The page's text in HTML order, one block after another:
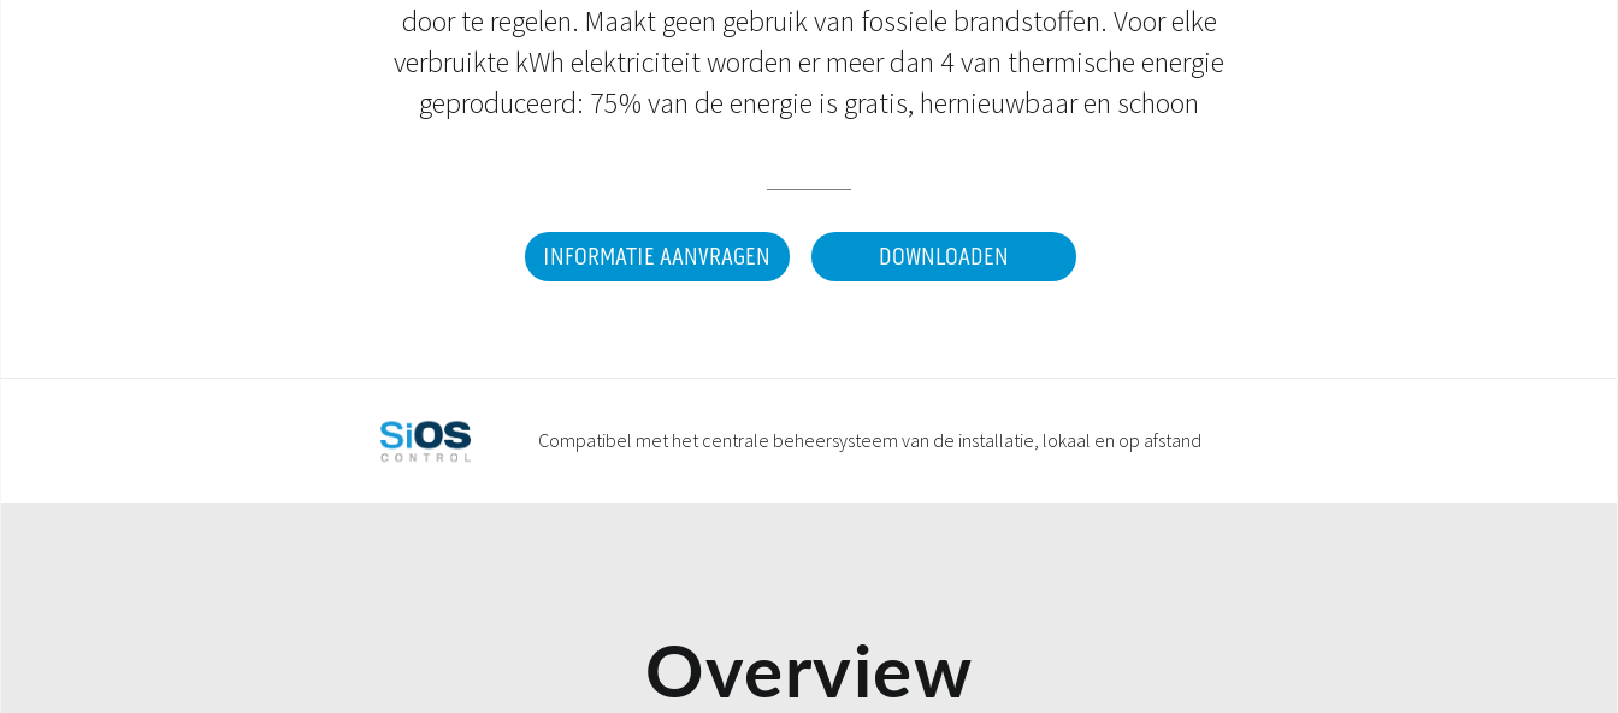
door te regelen. Maakt geen gebruik van fossiele brandstoffen. Voor elke
verbruikte kWh elektriciteit worden er meer dan 4 van thermische energie
geproduceerd: 75% van de energie is gratis, hernieuwbaar en schoon
INFORMATIE AANVRAGEN DOWNLOADEN
Compatibel met het centrale beheersysteem van de installatie, lokaal en op afstand
Overview